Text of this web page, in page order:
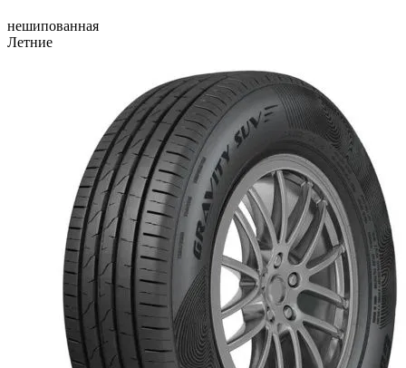
нешипованная
Летние